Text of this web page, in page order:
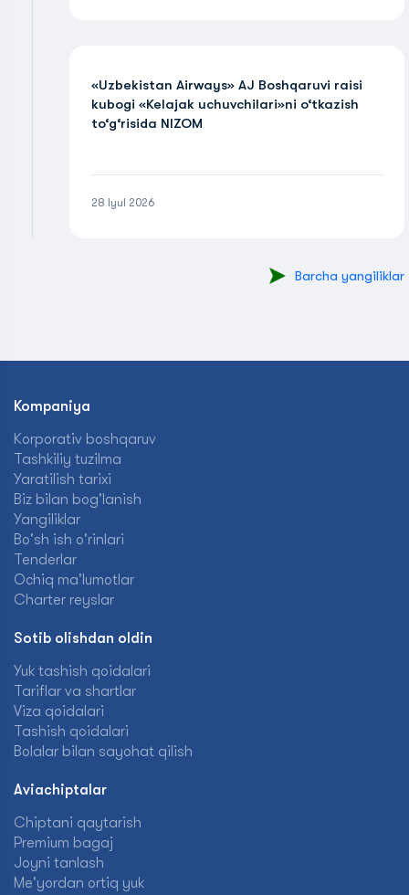
«Uzbekistan Airways» AJ Boshqaruvi raisi
kubogi «Kelajak uchuvchilari»ni o‘tkazish
to‘g‘risida NIZOM
28 Iyul 2026
Barcha yangiliklar
Kompaniya
Korporativ boshqaruv
Tashkiliy tuzilma
Yaratilish tarixi
Biz bilan bog'lanish
Yangiliklar
Bo'sh ish o'rinlari
Tenderlar
Ochiq ma'lumotlar
Charter reyslar
Sotib olishdan oldin
Yuk tashish qoidalari
Tariflar va shartlar
Viza qoidalari
Tashish qoidalari
Bolalar bilan sayohat qilish
Aviachiptalar
Chiptani qaytarish
Premium bagaj
Joyni tanlash
Me'yordan ortiq yuk